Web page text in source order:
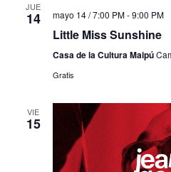
JUE
14 mayo 14 / 7:00 PM-9:00 PM
Little Miss Sunshine
Casa de la Cultura Maipú
Gratis
VIE
15